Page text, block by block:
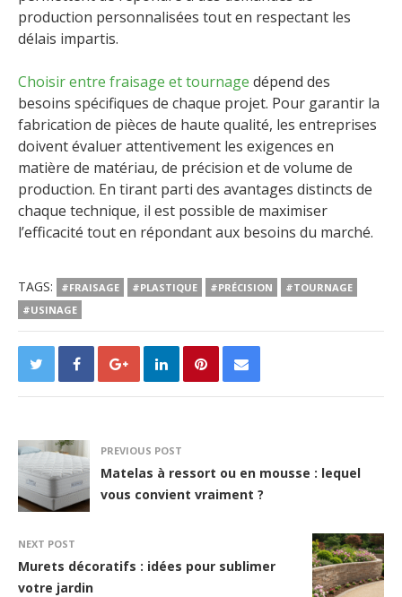
production personnalisées tout en respectant les
délais impartis.
Choisir entre fraisage et tournage dépend des
besoins spécifiques de chaque projet. Pour garantir la
fabrication de pièces de haute qualité, les entreprises
doivent évaluer attentivement les exigences en
matière de matériau, de précision et de volume de
production. En tirant parti des avantages distincts de
chaque technique, il est possible de maximiser
l’efficacité tout en répondant aux besoins du marché.
TAGS: #FRAISAGE #PLASTIQUE #PRÉCISION
#TOURNAGE
#USINAGE
PREVIOUS POST
Matelas à ressort ou en mousse : lequel
vous convient vraiment ?
NEXT POST
Murets décoratifs : idées pour sublimer
votre jardin